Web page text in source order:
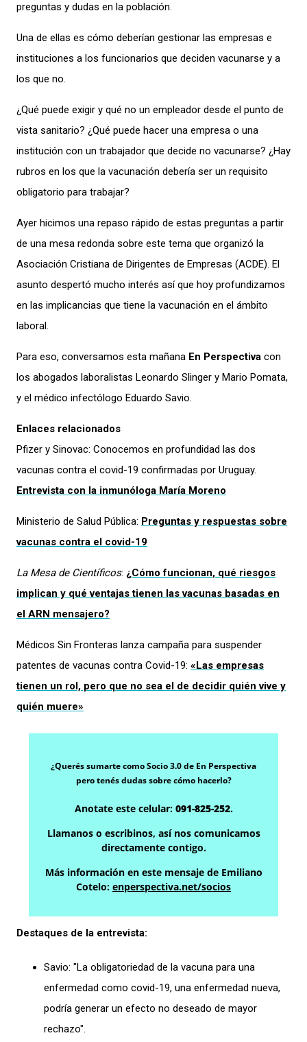
preguntas y dudas en la población.
Una de ellas es cómo deberían gestionar las empresas e
instituciones a los funcionarios que deciden vacunarse y a
los que no.
¿Qué puede exigir y qué no un empleador desde el punto de
vista sanitario? ¿Qué puede hacer una empresa o una
institución con un trabajador que decide no vacunarse? ¿Hay
rubros en los que la vacunación debería ser un requisito
obligatorio para trabajar?
Ayer hicimos una repaso rápido de estas preguntas a partir
de una mesa redonda sobre este tema que organizó la
Asociación Cristiana de Dirigentes de Empresas (ACDE). El
asunto despertó mucho interés así que hoy profundizamos
en las implicancias que tiene la vacunación en el ámbito
laboral.
Para eso, conversamos esta mañana En Perspectiva con
los abogados laboralistas Leonardo Slinger y Mario Pomata,
y el médico infectólogo Eduardo Savio.
Enlaces relacionados
Pfizer y Sinovac: Conocemos en profundidad las dos
vacunas contra el covid-19 confirmadas por Uruguay.
Entrevista con la inmunóloga María Moreno
Ministerio de Salud Pública: Preguntas y respuestas sobre
vacunas contra el covid-19
La Mesa de Científicos: ¿Cómo funcionan, qué riesgos
implican y qué ventajas tienen las vacunas basadas en
el ARN mensajero?
Médicos Sin Fronteras lanza campaña para suspender
patentes de vacunas contra Covid-19: «Las empresas
tienen un rol, pero que no sea el de decidir quién vive y
quién muere»
¿Querés sumarte como Socio 3.0 de En Perspectiva
pero tenés dudas sobre cómo hacerlo?
Anotate este celular: 091-825-252.
Llamanos o escribinos, así nos comunicamos
directamente contigo.
Más información en este mensaje de Emiliano
Cotelo: enperspectiva.net/socios
Destaques de la entrevista:
Savio: "La obligatoriedad de la vacuna para una
enfermedad como covid-19, una enfermedad nueva,
podría generar un efecto no deseado de mayor
rechazo".